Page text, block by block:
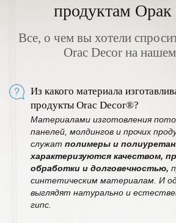
продуктам Орак
Все, о чем вы хотели
Orac Decor на нашем
Из какого материала
продукты Orac Decor®?
Материалами изготовления
панелей, молдингов и прочих
служат полимеры и
характеризуются качеством,
обработки и долговечностью,
синтетическим материалам. И
выглядят натурально и
гипс.